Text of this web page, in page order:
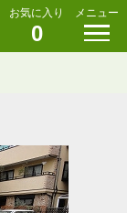
お気に入り
0
メニュー